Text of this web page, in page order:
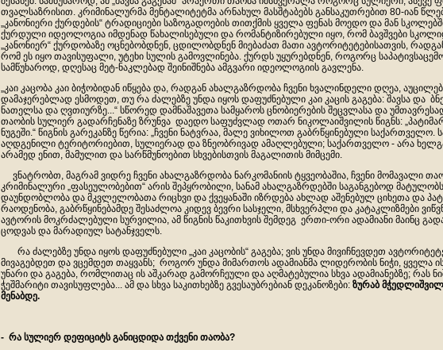
თვალსაზრისით. კრიმინალურმა მენტალიტეტმა არნახულ მასშტაბებს განსაკუთრებით 80-იან
„კანონიერი ქურდების“ ტრადიციები საზოგადოების თითქმის ყველა ფენას მოედო და მან
ქურდული იდეოლოგია იმდენად წახალისებული და რომანტიზირებული იყო, რომ ბავშვები
„კანონიერ“ ქურდობაზე ოცნებობდნენ, ცდილობდნენ მიებაძათ მათი ავტორიტეტებისათვის,
რომ ეს იყო თავისუფალი, უტეხი სულის გამოვლინება. ქურდს უყურებდნენ, როგორც
სამწუხაროდ, დღესაც მეტ-ნაკლებად შეინიშნება ამგვარი იდეოლოგიის გავლენა.
„კაი კაცობა კაი ბიჭობიდან იწყება და, რადგან ახალგაზრდობა ჩვენი ხვალინდელი დღეა,
დამაჯერებლად ესმოდეთ, თუ რა ძალებზე უნდა იყოს დაფუძნებული კაი კაცის გაგება: შავსა და
ნათელსა და ღვთიურზე...“ სწორედ დამნაშავეთა სამყაროს ცნობიერების შეცვლასა და
თაობის სულიერ გადარჩენაზე ზრუნვა დაედო საფუძვლად ოთარ ნიკოლაიშვილის წიგნს:
ნუგეში.“ წიგნის გარეკანზე წერია: „ჩვენი ნატვრაა, მალე ვიხილოთ გაბრწყინებული
აღდგენილი ტერიტორიებით, სულიერად და ზნეობრივად ამაღლებული; საქართველო - არა
არამედ ენით, მამულით და სარწმუნოებით სხვებისთვის მაგალითის მიმცემი.
ვნატრობთ, მაგრამ ვიდრე ჩვენი ახალგაზრდობა ნარკომანიის ტყვეობაშია, ჩვენი მომავალი
კრიმინალური „ფასეულობებით“ არის შეპყრობილი, სანამ ახალგაზრდებში საგანგებოდ მატულობს
დაუნდობლობა და მკვლელობათა რიცხვი და ქვეყანაში იზრდება ახლად აშენებულ ციხეთა და
რაოდენობა, გაბრწყინებამდე შესაძლოა კიდევ ბევრი სასჯელი, მსხვერპლი და კატაკლიზმები
ავტორის მოკრძალებული სურვილია, ამ წიგნის წაკითხვის შემდეგ ერთი-ორი ადამიანი მაინც
ცოდვას და მარადიულ სატანჯველს.
რა ძალებზე უნდა იყოს დაფუძნებული „კაი კაცობის“ გაგება; ვის უნდა მივიჩნევდეთ
მივაგებდეთ და ვცემდეთ თაყვანს; როგორ უნდა მიმართოს ადამიანმა ლიდერობის ნიჭი, ყველა
უნარი და გაგება, რომლითაც ის აშკარად გამორჩეული და აღმატებულია სხვა ადამიანებზე; რას
ჭეშმარიტი თავისუფლება... ამ და სხვა საკითხებზე გვესაუბრებიან დეკანოზები: ზურაბ
მენაბდე.
- რა სულიერ დეფიციტს განიცდიდა თქვენი თაობა?